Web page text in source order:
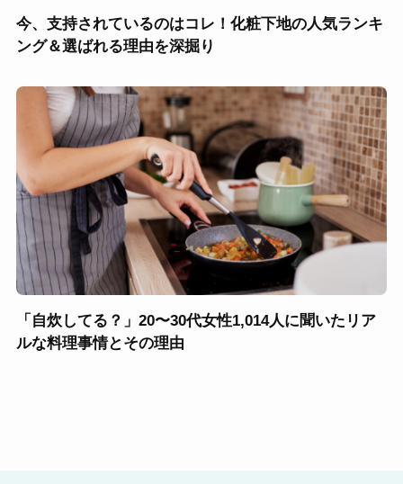
今、支持されているのはコレ！化粧下地の人気ランキ
ング＆選ばれる理由を深掘り
「自炊してる？」20〜30代女性1,014人に聞いたリア
ルな料理事情とその理由